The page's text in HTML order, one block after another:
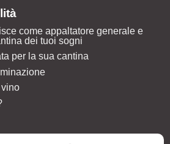
come appaltatore generale e
dei tuoi sogni
per la sua cantina